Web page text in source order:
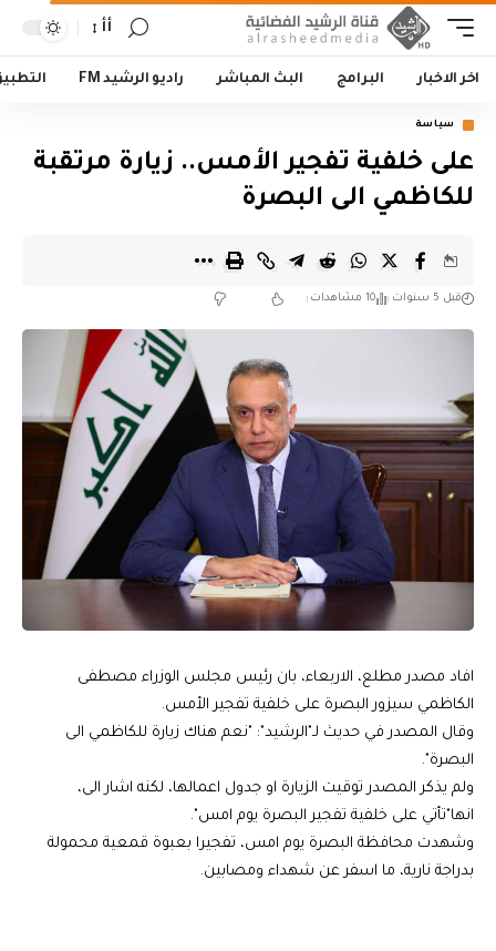
أأ
اخر الاخبار البرامج البث المباشر راديو الرشيد FM
سياسة
على خلفية تفجير الأمس.. زيارة مرتقبة
للكاظمي الى البصرة
قبل 5 سنوات 10 مشاهدات
افاد مصدر مطلع، الاربعاء، بان رئيس مجلس الوزراء مصطفى
الكاظمي سيزور البصرة على خلفية تفجير الأمس.
وقال المصدر في حديث لـ"الرشيد": "نعم هناك زيارة للكاظمي الى
البصرة".
ولم يذكر المصدر توقيت الزيارة او جدول اعمالها، لكنه اشار الى،
انها"تأتي على خلفية تفجير البصرة يوم امس".
وشهدت محافظة البصرة يوم امس، تفجيرا بعبوة قمعية محمولة
بدراجة نارية، ما اسفر عن شهداء ومصابين.